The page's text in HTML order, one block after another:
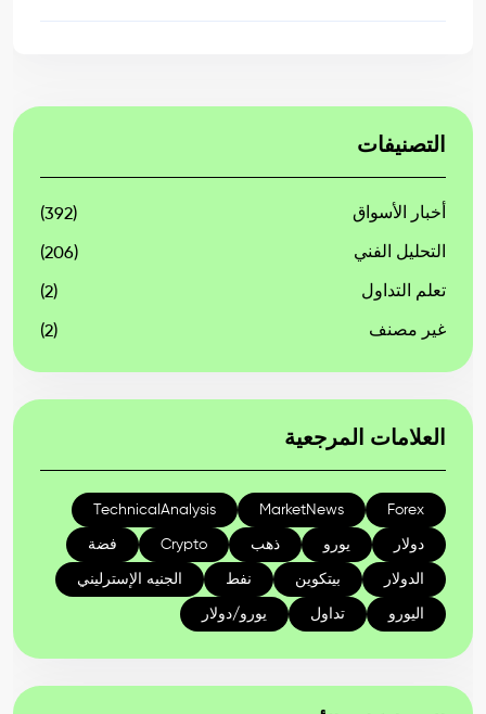
التصنيفات
أخبار الأسواق (392)
التحليل الفني (206)
تعلم التداول (2)
غير مصنف (2)
العلامات المرجعية
Forex
MarketNews
TechnicalAnalysis
دولار يورو ذهب Crypto فضة
الدولار بيتكوين نفط الجنيه الإسترليني
اليورو تداول يورو/دولار